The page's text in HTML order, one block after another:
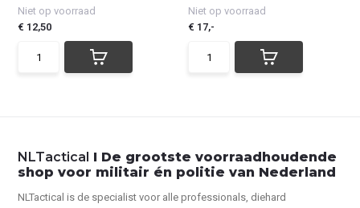
Niet op voorraad
€ 12,50
Niet op voorraad
€ 17,-
NLTactical I De grootste voorraadhoudende
shop voor militair én politie van Nederland
NLTactical is de specialist voor alleprofessionals, diehard